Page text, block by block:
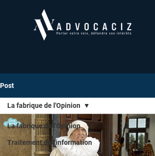
Post
La fabrique de l'Opinion
Traitement de l'information
La fabrique de l'Opinion